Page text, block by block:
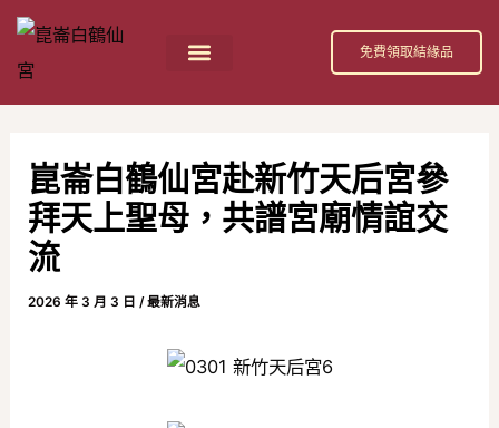
免費領取結緣品
崑崙白鶴仙宮赴新竹天后宮參
拜天上聖母，共譜宮廟情誼交
流
2026 年 3 月 3 日/最新消息
Post